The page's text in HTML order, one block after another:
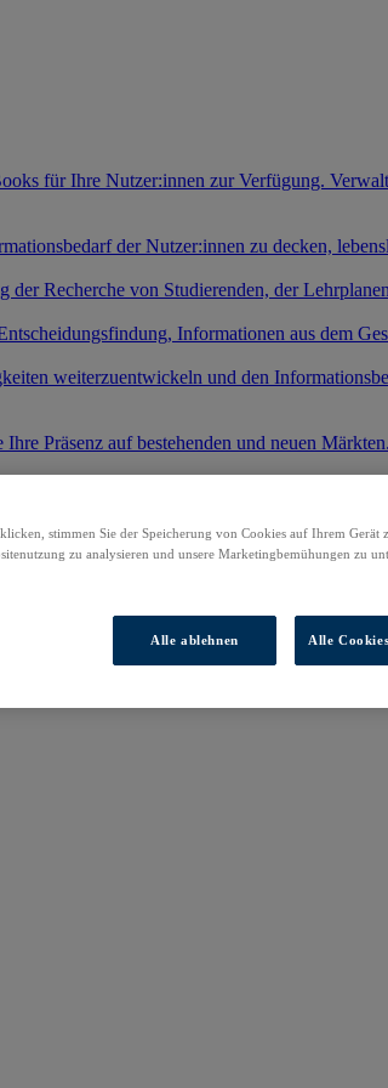
für Ihre Nutzer:innen zur Verfügung.
der Nutzer:innen zu decken,
der Recherche von Studierenden, der
Informationen aus dem
weiterzuentwickeln und den
Präsenz auf bestehenden und neuen Märkten.
der Recherche zu beginnen.
stimmen Sie der Speicherung von Cookies auf Ihrem Gerät
zu analysieren und unsere Marketingbemühungen zu
Alle ablehnen Alle